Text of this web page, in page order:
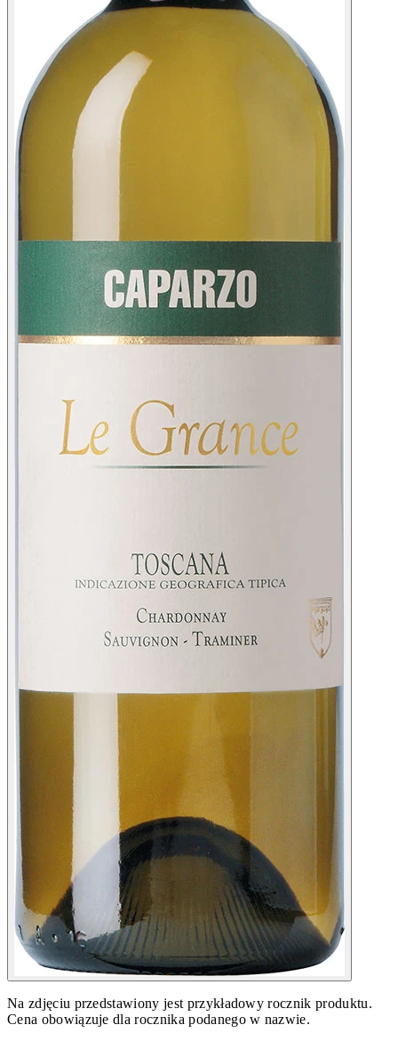
Na zdjęciu przedstawiony jest przykładowy rocznik produktu.
Cena obowiązuje dla rocznika podanego w nazwie.